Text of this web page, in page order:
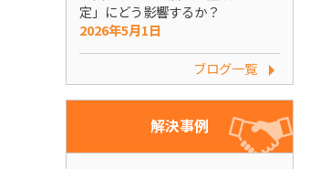
定」にどう影響するか？
2026年5月1日
ブログ一覧
解決事例